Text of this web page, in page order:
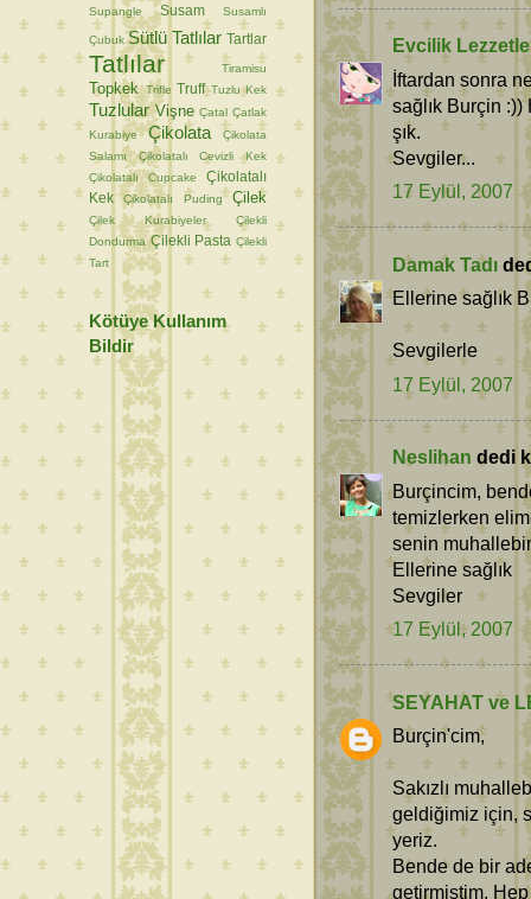
Evcilik
İftardan sonra
sağlık Burçin
şık.
Sevgiler...
17 Eylül, 2007
Damak Tadı
Ellerine sağlık
Sevgilerle
17 Eylül, 2007
Neslihan dedi
Burçincim,
temizlerken
senin
Ellerine sağlık
Sevgiler
17 Eylül, 2007
SEYAHAT ve
Burçin'cim,
Sakızlı
geldiğimiz için,
yeriz.
Bende de bir
getirmiştim. Hep
Supangle
Susam Susamlı
Çubuk Sütlü Tatlılar Tartlar
Tatlılar Tiramisu
Topkek Trifle Truff Tuzlu Kek
Tuzlular Vişne Çatal Çatlak
Kurabiye
Çikolata
Çikolata
Salamı
Çikolatalı Cevizli Kek
Çikolatalı Cupcake
Çikolatalı
Kek
Çikolatalı Puding Çilek
Çilek Kurabiyeler
Çilekli
Dondurma Çilekli Pasta Çilekli
Tart
Kötüye Kullanım
Bildir